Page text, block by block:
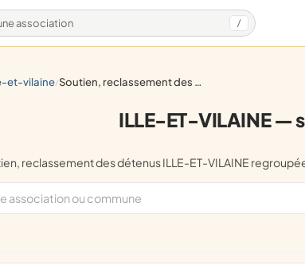
association /
et-vilaine/ soutien, reclassement des détenus
ILLE-ET-VILAINE —
reclassement des détenus ILLE-ET-VILAINE